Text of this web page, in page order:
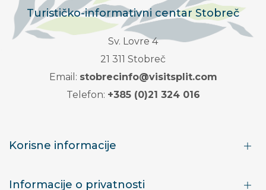
Turističko-informativni centar Stobreč
Sv. Lovre 4
21 311 Stobreč
Email: stobrecinfo@visitsplit.com
Telefon: +385 (0)21 324 016
Korisne informacije
Informacije o privatnosti